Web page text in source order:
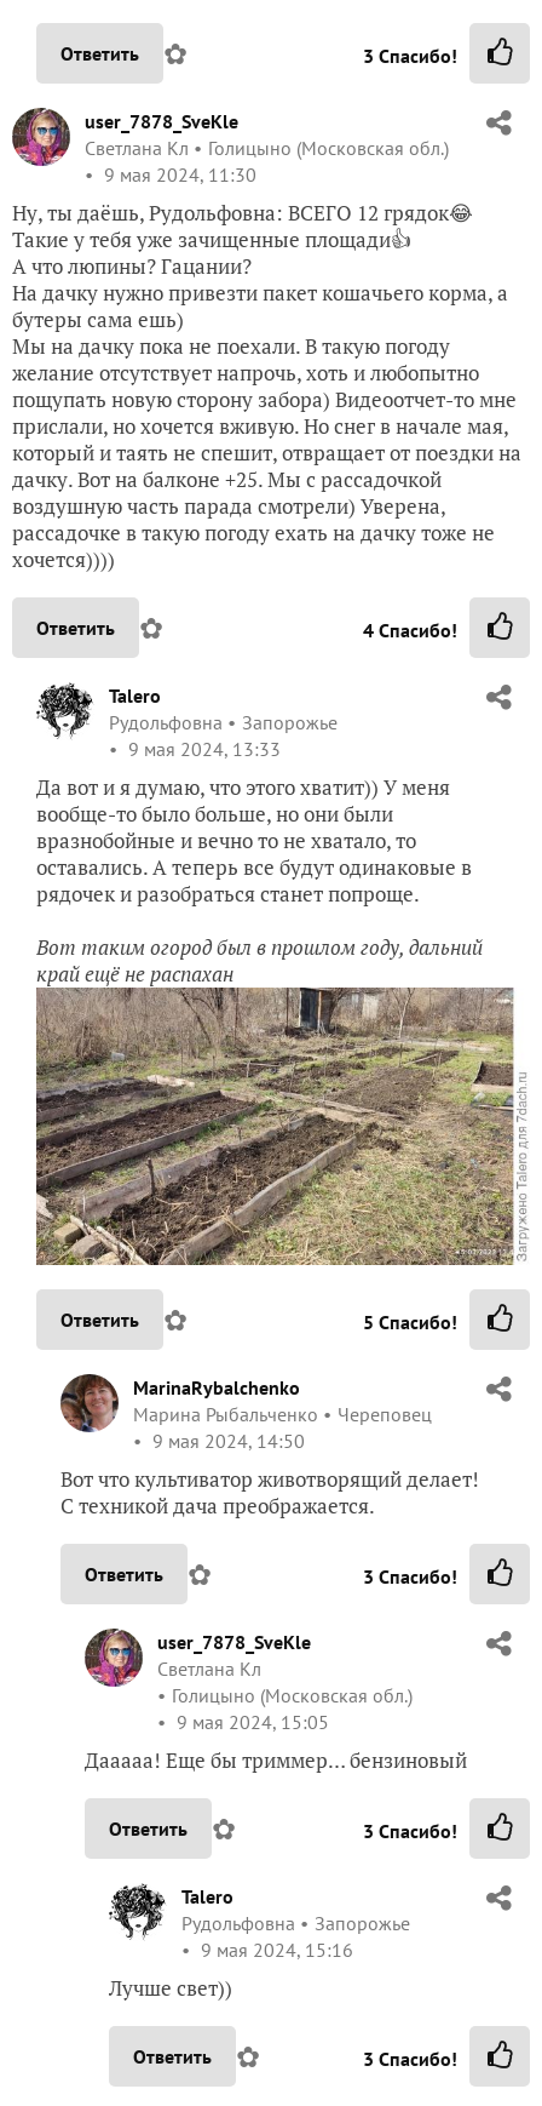
Ответить ✿ 3 Спасибо!
user_7878_SveKle
Светлана Кл
Голицыно (Московская обл.)
9 мая 2024, 11:30
Ну, ты даёшь, Рудольфовна: ВСЕГО 12 грядок😂
Такие у тебя уже зачищенные площади👍
А что люпины? Гацании?
На дачку нужно привезти пакет кошачьего корма, а
бутеры сама ешь)
Мы на дачку пока не поехали. В такую погоду
желание отсутствует напрочь, хоть и любопытно
пощупать новую сторону забора) Видеоотчет-то мне
прислали, но хочется вживую. Но снег в начале мая,
который и таять не спешит, отвращает от поездки на
дачку. Вот на балконе +25. Мы с рассадочкой
воздушную часть парада смотрели) Уверена,
рассадочке в такую погоду ехать на дачку тоже не
хочется))))
Ответить ✿ 4 Спасибо!
Talero
Рудольфовна
Запорожье
9 мая 2024, 13:33
Да вот и я думаю, что этого хватит)) У меня
вообще-то было больше, но они были
вразнобойные и вечно то не хватало, то
оставались. А теперь все будут одинаковые в
рядочек и разобраться станет попроще.
Вот таким огород был в прошлом году, дальний
край ещё не распахан
Ответить ✿ 5 Спасибо!
MarinaRybalchenko
Марина Рыбальченко
Череповец
9 мая 2024, 14:50
Вот что культиватор животворящий делает!
С техникой дача преображается.
Ответить ✿ 3 Спасибо!
user_7878_SveKle
Светлана Кл
Голицыно (Московская обл.)
9 мая 2024, 15:05
Дааааа! Еще бы триммер… бензиновый
Ответить ✿ 3 Спасибо!
Talero
Рудольфовна
Запорожье
9 мая 2024, 15:16
Лучше свет))
Ответить ✿ 3 Спасибо!